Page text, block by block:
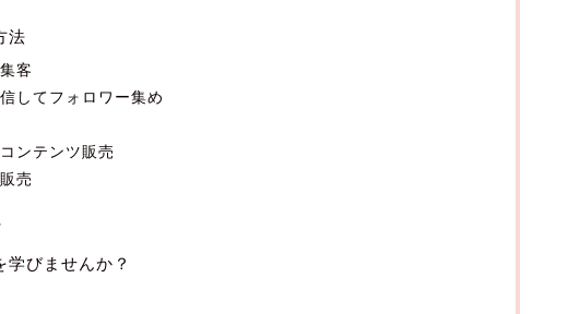
法
客
してフォロワー集め
ンテンツ販売
売
びませんか？